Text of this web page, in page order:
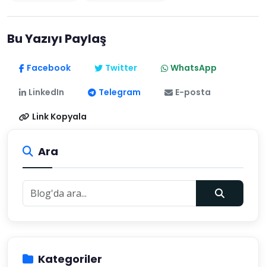
Bu Yazıyı Paylaş
Facebook Twitter WhatsApp
LinkedIn Telegram E-posta
Link Kopyala
Ara
Kategoriler